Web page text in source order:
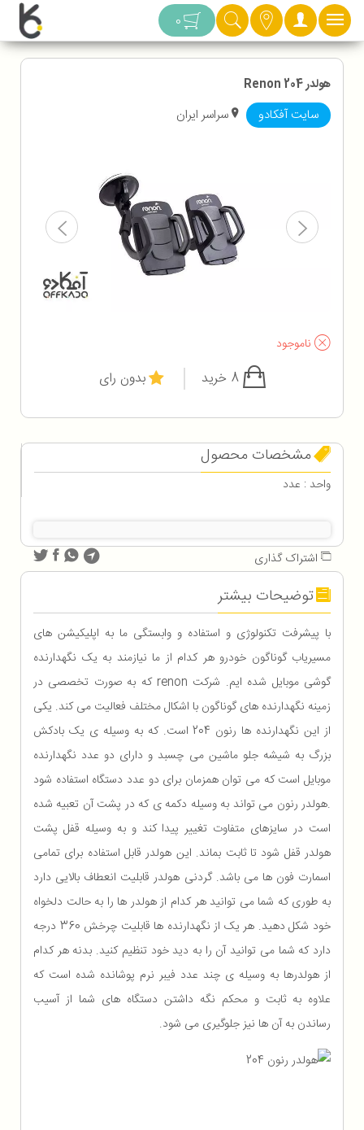
دسته بندی 0
هولدر Renon 204
سایت آفکادو سراسر ایران
ناموجود
8 خرید بدون رای
مشخصات محصول
واحد : عدد
اشتراک گذاری
توضیحات بیشتر
با پیشرفت تکنولوژی و استفاده و وابستگی ما به اپلیکیشن های
مسیریاب گوناگون خودرو هر کدام از ما نیازمند به یک نگهدارنده
گوشی موبایل شده ایم. شرکت renon که به صورت تخصصی در
زمینه نگهدارنده های گوناگون با اشکال مختلف فعالیت می کند. یکی
از این نگهدارنده ها رنون 204 است. که به وسیله ی یک بادکش
بزرگ به شیشه جلو ماشین می چسبد و دارای دو عدد نگهدارنده
موبایل است که می توان همزمان برای دو عدد دستگاه استفاده شود
.هولدر رنون می تواند به وسیله دکمه ی که در پشت آن تعبیه شده
است در سایزهای متفاوت تغییر پیدا کند و به وسیله قفل پشت
هولدر قفل شود تا ثابت بماند. این هولدر قابل استفاده برای تمامی
اسمارت فون ها می باشد. گردنی هولدر قابلیت انعطاف بالایی دارد
به طوری که شما می توانید هر کدام از هولدر ها را به حالت دلخواه
خود شکل دهید. هر یک از نگهدارنده ها قابلیت چرخش 360 درجه
دارد که شما می توانید آن را به دید خود تنظیم کنید. بدنه هر کدام
از هولدرها به وسیله ی چند عدد فیبر نرم پوشانده شده است که
علاوه به ثابت و محکم نگه داشتن دستگاه های شما از آسیب
رساندن به آن ها نیز جلوگیری می شود.